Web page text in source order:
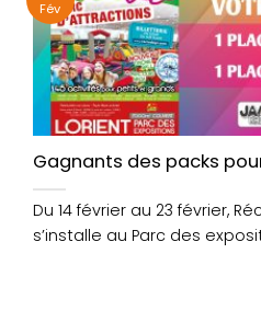
Gagnants des packs
Du 14 février au 23 février,
s’installe au Parc des
Fév